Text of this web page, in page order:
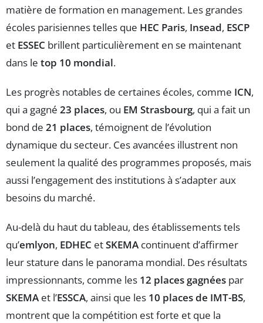
matière de formation en management. Les grandes
écoles parisiennes telles que HEC Paris, Insead, ESCP
et ESSEC brillent particulièrement en se maintenant
dans le top 10 mondial.
Les progrès notables de certaines écoles, comme ICN,
qui a gagné 23 places, ou EM Strasbourg, qui a fait un
bond de 21 places, témoignent de l’évolution
dynamique du secteur. Ces avancées illustrent non
seulement la qualité des programmes proposés, mais
aussi l’engagement des institutions à s’adapter aux
besoins du marché.
Au-delà du haut du tableau, des établissements tels
qu’emlyon, EDHEC etSKEMA continuent d’affirmer
leur stature dans le panorama mondial. Des résultats
impressionnants, comme les 12 places gagnées par
SKEMA et l’ESSCA, ainsi que les 10 places de IMT-BS,
montrent que la compétition est forte et que la